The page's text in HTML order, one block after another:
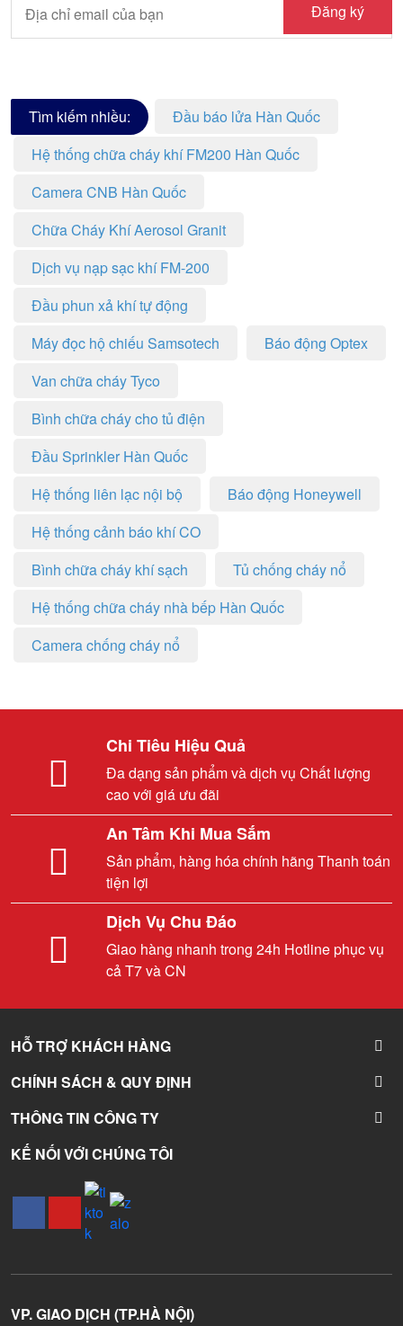
Đăng ký
Tìm kiếm nhiều:
Đầu báo lửa Hàn Quốc
Hệ thống chữa cháy khí FM200 Hàn Quốc
Camera CNB Hàn Quốc
Chữa Cháy Khí Aerosol Granit
Dịch vụ nạp sạc khí FM-200
Đầu phun xả khí tự động
Máy đọc hộ chiếu Samsotech
Báo động Optex
Van chữa cháy Tyco
Bình chữa cháy cho tủ điện
Đầu Sprinkler Hàn Quốc
Hệ thống liên lạc nội bộ
Báo động Honeywell
Hệ thống cảnh báo khí CO
Bình chữa cháy khí sạch
Tủ chống cháy nổ
Hệ thống chữa cháy nhà bếp Hàn Quốc
Camera chống cháy nổ
Chi Tiêu Hiệu Quả
Đa dạng sản phẩm và dịch vụ Chất lượng
cao với giá ưu đãi
An Tâm Khi Mua Sắm
Sản phẩm, hàng hóa chính hãng Thanh toán
tiện lợi
Dịch Vụ Chu Đáo
Giao hàng nhanh trong 24h Hotline phục vụ
cả T7 và CN
HỖ TRỢ KHÁCH HÀNG
CHÍNH SÁCH & QUY ĐỊNH
THÔNG TIN CÔNG TY
KẾ NỐI VỚI CHÚNG TÔI
VP. GIAO DỊCH (TP.HÀ NỘI)